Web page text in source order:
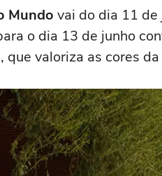
Mundo vai do dia 11
o dia 13 de junho
, que valoriza as cores